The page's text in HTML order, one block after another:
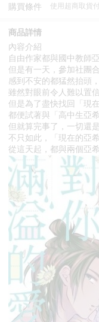
購買條件 使用超商取貨
商品詳情
內容介紹
自由作家都與國中教師
但是有一天，參加社團
感到不安的都猛然抬頭
雖然對眼前令人難以置
但是為了盡快找回「現
都便試著與「高中生亞
但就算完事了，一切還
不只如此，「現在的亞
從這天起，都與兩個亞